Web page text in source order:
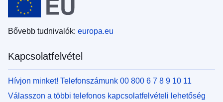
Bővebb tudnivalók: europa.eu
Kapcsolatfelvétel
Hívjon minket! Telefonszámunk 00 800 6 7 8 9 10 11
Válasszon a többi telefonos kapcsolatfelvételi lehetőség